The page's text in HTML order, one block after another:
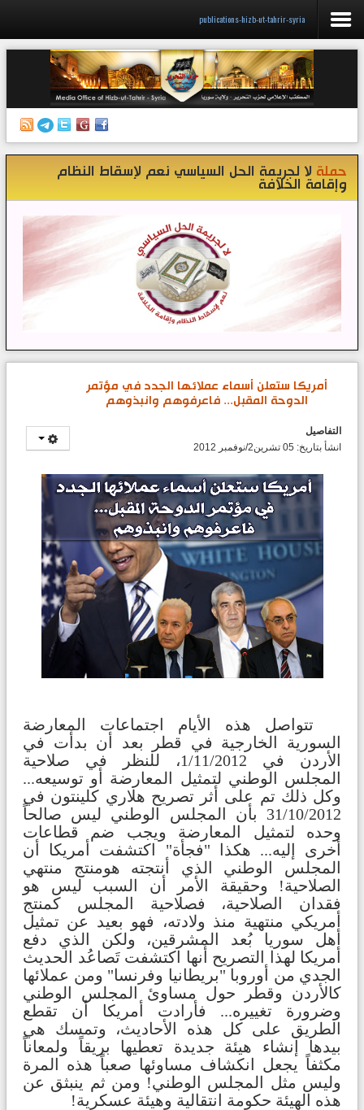
الرئيسية
إصدارات
أنشطة وفعاليات
منبر الصحافة
تواصل معنا
إذاعة المكتب/ سوريا
قناتنا على تيليغرام
publications-hizb-ut-tahrir-syria
حملة لا لجريمة الحل السياسي نعم لإسقاط النظام
وإقامة الخلافة
أمريكا ستعلن أسماء عملائها الجدد في مؤتمر
الدوحة المقبل... فاعرفوهم وانبذوهم
التفاصيل
انشأ بتاريخ: 05 تشرين2/نوفمبر 2012
تتواصل هذه الأيام اجتماعات المعارضة
السورية الخارجية في قطر بعد أن بدأت في
الأردن في 1/11/2012، للنظر في صلاحية
المجلس الوطني لتمثيل المعارضة أو توسيعه...
وكل ذلك تم على أثر تصريح هلاري كلينتون في
31/10/2012 بأن المجلس الوطني ليس صالحاً
وحده لتمثيل المعارضة ويجب ضم قطاعات
أخرى إليه... هكذا "فجأة" اكتشفت أمريكا أن
المجلس الوطني الذي أنتجته هومنتج منتهي
الصلاحية! وحقيقة الأمر أن السبب ليس هو
فقدان الصلاحية، فصلاحية المجلس كمنتج
أمريكي منتهية منذ ولادته، فهو بعيد عن تمثيل
أهل سوريا بُعد المشرقين، ولكن الذي دفع
أمريكا لهذا التصريح أنها اكتشفت تَصاعُد الحديث
الجدي من أوروبا "بريطانيا وفرنسا" ومن عملائها
كالأردن وقطر حول مساوئ المجلس الوطني
وضرورة تغييره... فأرادت أمريكا أن تقطع
الطريق على كل هذه الأحاديث، وتمسك هي
بيدها إنشاء هيئة جديدة تعطيها بريقاً ولمعاناً
مكثفاً يجعل انكشاف مساوئها صعباً هذه المرة
وليس مثل المجلس الوطني! ومن ثم ينبثق عن
هذه الهيئة حكومة انتقالية وهيئة عسكرية!